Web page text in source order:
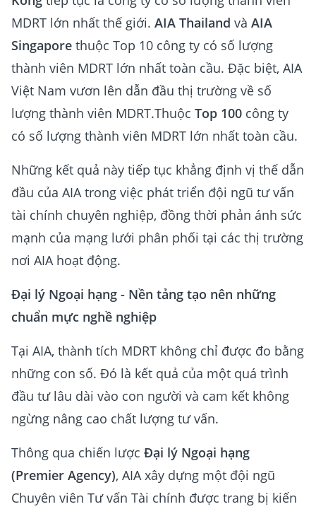
MDRT lớn nhất thế giới. AIA Thailand và AIA
Singapore thuộc Top 10 công ty có số lượng
thành viên MDRT lớn nhất toàn cầu. Đặc biệt, AIA
Việt Nam vươn lên dẫn đầu thị trường về số
lượng thành viên MDRT.Thuộc Top 100 công ty
có số lượng thành viên MDRT lớn nhất toàn cầu.
Những kết quả này tiếp tục khẳng định vị thế dẫn
đầu của AIA trong việc phát triển đội ngũ tư vấn
tài chính chuyên nghiệp, đồng thời phản ánh sức
mạnh của mạng lưới phân phối tại các thị trường
nơi AIA hoạt động.
Đại lý Ngoại hạng - Nền tảng tạo nên những
chuẩn mực nghề nghiệp
Tại AIA, thành tích MDRT không chỉ được đo bằng
những con số. Đó là kết quả của một quá trình
đầu tư lâu dài vào con người và cam kết không
ngừng nâng cao chất lượng tư vấn.
Thông qua chiến lược Đại lý Ngoại hạng
(Premier Agency), AIA xây dựng một đội ngũ
Chuyên viên Tư vấn Tài chính được trang bị kiến